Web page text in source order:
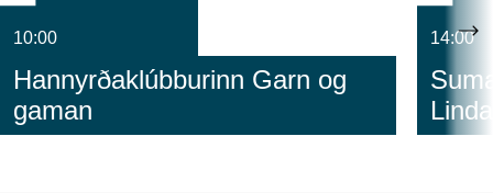
10:00
Hannyrðaklúbburinn Garn og
gaman
14:00